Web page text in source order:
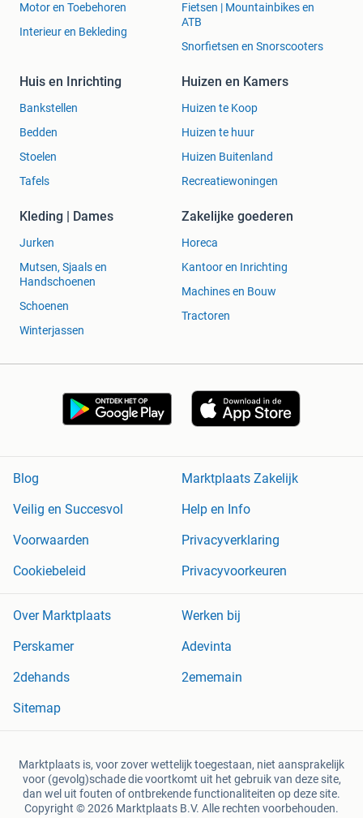
Motor en Toebehoren
Interieur en Bekleding
Fietsen | Mountainbikes en
ATB
Snorfietsen en Snorscooters
Huis en Inrichting
Bankstellen
Bedden
Stoelen
Tafels
Huizen en Kamers
Huizen te Koop
Huizen te huur
Huizen Buitenland
Recreatiewoningen
Kleding | Dames
Jurken
Mutsen, Sjaals en
Handschoenen
Schoenen
Winterjassen
Zakelijke goederen
Horeca
Kantoor en Inrichting
Machines en Bouw
Tractoren
Blog
Marktplaats Zakelijk
Veilig en Succesvol
Help en Info
Voorwaarden
Privacyverklaring
Cookiebeleid
Privacyvoorkeuren
Over Marktplaats
Werken bij
Perskamer
Adevinta
2dehands
2ememain
Sitemap
Marktplaats is, voor zover wettelijk toegestaan, niet aansprakelijk
voor (gevolg)schade die voortkomt uit het gebruik van deze site,
dan wel uit fouten of ontbrekende functionaliteiten op deze site.
Copyright © 2026 Marktplaats B.V. Alle rechten voorbehouden.